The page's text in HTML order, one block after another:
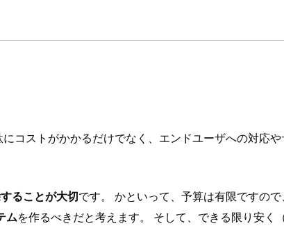
コストがかかるだけでなく、エンドユーザへの対応
ることが大切です。 かといって、予算は有限ですの
ムを作るべきだと考えます。 そして、できる限り安く（